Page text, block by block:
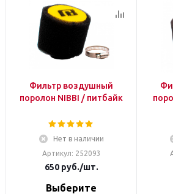
Фильтр воздушный
поролон NIBBI / питбайк
Нет в наличии
Артикул: 252093
650руб./шт.
Выберите